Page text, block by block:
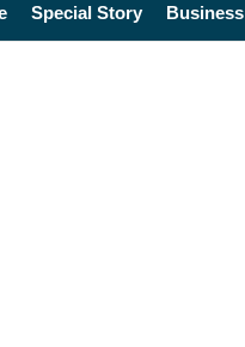
Special Story Business